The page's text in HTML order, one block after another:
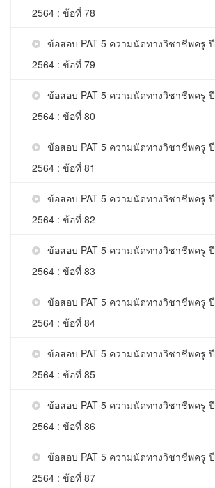
2564 : ข้อที่ 78
ข้อสอบ PAT 5 ความนัดทางวิชาชีพครู ปี
2564 : ข้อที่ 79
ข้อสอบ PAT 5 ความนัดทางวิชาชีพครู ปี
2564 : ข้อที่ 80
ข้อสอบ PAT 5 ความนัดทางวิชาชีพครู ปี
2564 : ข้อที่ 81
ข้อสอบ PAT 5 ความนัดทางวิชาชีพครู ปี
2564 : ข้อที่ 82
ข้อสอบ PAT 5 ความนัดทางวิชาชีพครู ปี
2564 : ข้อที่ 83
ข้อสอบ PAT 5 ความนัดทางวิชาชีพครู ปี
2564 : ข้อที่ 84
ข้อสอบ PAT 5 ความนัดทางวิชาชีพครู ปี
2564 : ข้อที่ 85
ข้อสอบ PAT 5 ความนัดทางวิชาชีพครู ปี
2564 : ข้อที่ 86
ข้อสอบ PAT 5 ความนัดทางวิชาชีพครู ปี
2564 : ข้อที่ 87